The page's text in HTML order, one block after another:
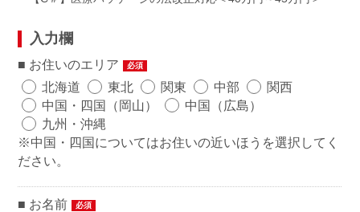
入力欄
お住いのエリア 必須
北海道 東北 関東 中部
関西
中国・四国（岡山）
中国（広島）
九州・沖縄
※中国・四国についてはお住いの近いほうを選択してく
ださい。
お名前 必須